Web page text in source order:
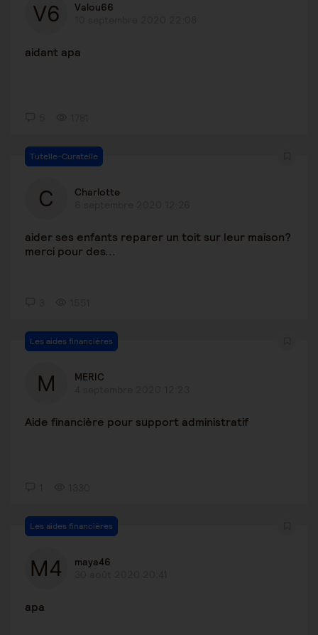
Valou66
aidant apa
Tutelle-Curatelle
Charlotte
aider ses enfants reparer un toit sur leur maison?
merci pour des...
Les aides financières
MERIC
Aide financière pour support administratif
Les aides financières
maya46
apa